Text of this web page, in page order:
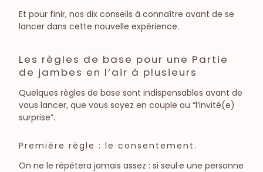
Et pour finir, nos dix conseils à connaître avant de se
lancer dans cette nouvelle expérience.
Les règles de base pour une Partie
de jambes en l’air à plusieurs
Quelques règles de base sont indispensables avant de
vous lancer, que vous soyez en couple ou “l’invité(e)
surprise”.
Première règle : le consentement.
On ne le répétera jamais assez : si seul·e une personne